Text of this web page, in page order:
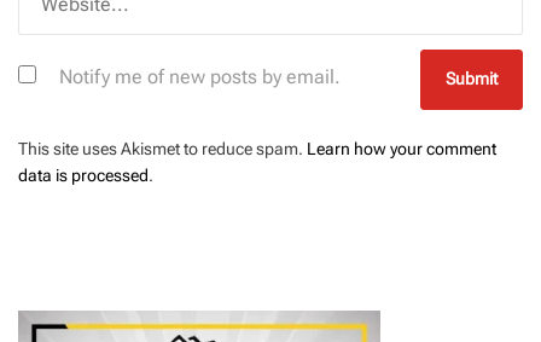
Notify me of new posts by email.
This site uses Akismet to reduce spam. Learn how your comment
data is processed.